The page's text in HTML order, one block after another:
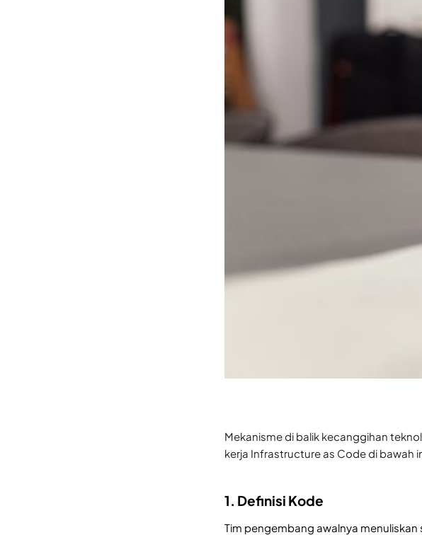
Mekanisme di balik kecanggihan
kerja Infrastructure as Code di bawah
1. Definisi Kode
Tim pengembang awalnya